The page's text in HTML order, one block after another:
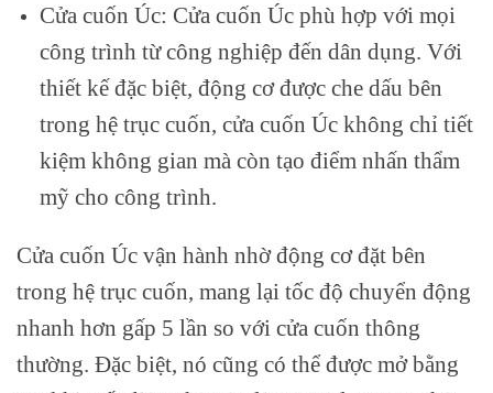
Cửa cuốn Úc: Cửa cuốn Úc phù hợp với mọi
công trình từ công nghiệp đến dân dụng. Với
thiết kế đặc biệt, động cơ được che dấu bên
trong hệ trục cuốn, cửa cuốn Úc không chỉ tiết
kiệm không gian mà còn tạo điểm nhấn thẩm
mỹ cho công trình.
Cửa cuốn Úc vận hành nhờ động cơ đặt bên
trong hệ trục cuốn, mang lại tốc độ chuyển động
nhanh hơn gấp 5 lần so với cửa cuốn thông
thường. Đặc biệt, nó cũng có thể được mở bằng